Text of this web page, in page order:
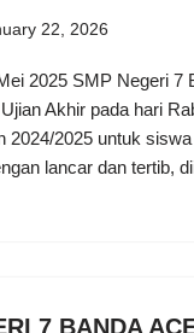
22, 2026
2025 SMP Negeri 7
Akhir pada hari
2024/2025 untuk
lancar dan tertib,
7 BANDA